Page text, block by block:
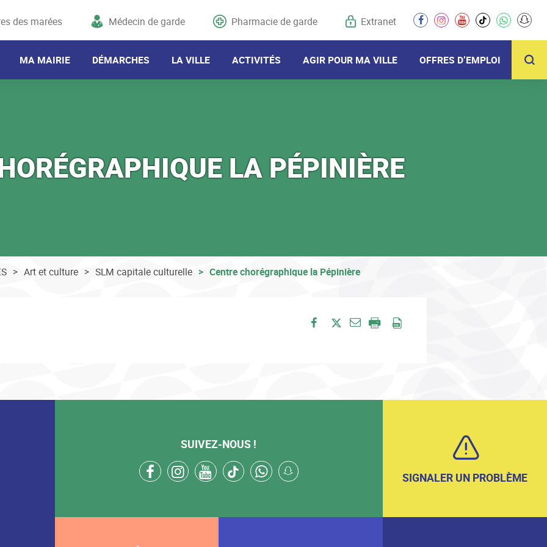
des marées Médecin de garde Pharmacie de garde Extranet facebookinstagram
youtubetiktokwhatsapp
MA MAIRIE DÉMARCHES LA VILLE ACTIVITÉS AGIR POUR MA VILLE OFFRES D’EMPLOI
LA PÉPINIÈRE
Art et culture SLM capitale culturelle Centre chorégraphique la Pépinière
Partager sur Facebook
Partager sur Twitter
Envoyer par e-mail
Imprimer
SUIVEZ-NOUS !
facebookinstagram
youtube
tiktokwhatsapp
snapchat SIGNALER UN PROBLÈME